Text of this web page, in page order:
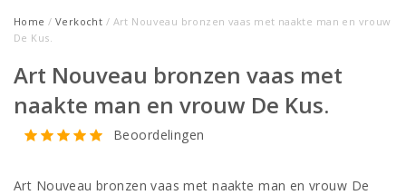
Home / Verkocht / Art Nouveau bronzen vaas met naakte man en vrouw
De Kus.
Art Nouveau bronzen vaas met
naakte man en vrouw De Kus.
Beoordelingen
Art Nouveau bronzen vaas met naakte man en vrouw De